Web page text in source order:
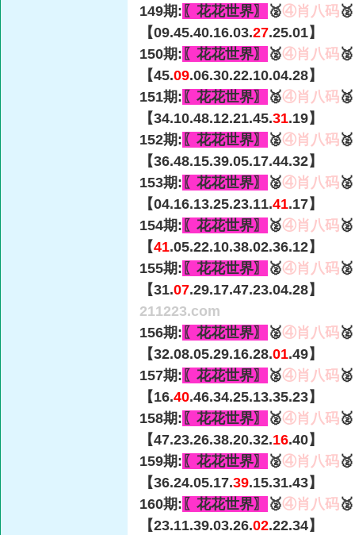
149期: 〖花花世界〗 🥈④肖八码
【09.45.40.16.03.27.25.01】
150期: 〖花花世界〗 🥈④肖八码
【45.09.06.30.22.10.04.28】
151期: 〖花花世界〗 🥈④肖八码
【34.10.48.12.21.45.31.19】
152期: 〖花花世界〗 🥈④肖八码
【36.48.15.39.05.17.44.32】
153期: 〖花花世界〗 🥈④肖八码
【04.16.13.25.23.11.41.17】
154期: 〖花花世界〗 🥈④肖八码
【41.05.22.10.38.02.36.12】
155期: 〖花花世界〗 🥈④肖八码
【31.07.29.17.47.23.04.28】
211223.com
156期: 〖花花世界〗 🥈④肖八码
【32.08.05.29.16.28.01.49】
157期: 〖花花世界〗 🥈④肖八码
【16.40.46.34.25.13.35.23】
158期: 〖花花世界〗 🥈④肖八码
【47.23.26.38.20.32.16.40】
159期: 〖花花世界〗 🥈④肖八码
【36.24.05.17.39.15.31.43】
160期: 〖花花世界〗 🥈④肖八码
【23.11.39.03.26.02.22.34】